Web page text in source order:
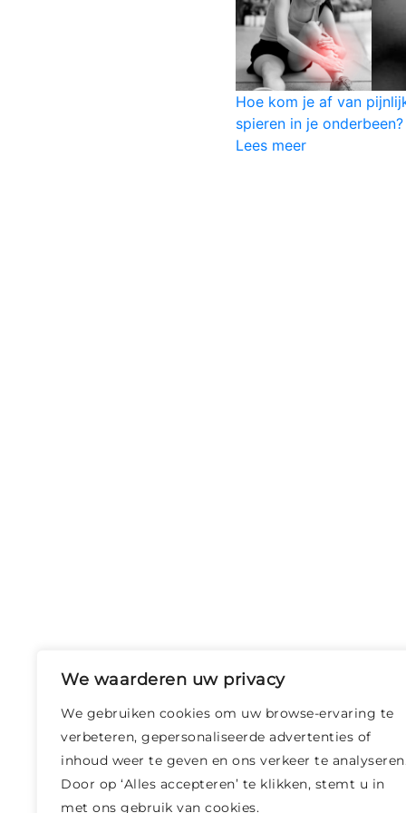
We waarderen uw privacy
We gebruiken cookies om uw browse-ervaring te
verbeteren, gepersonaliseerde advertenties of
inhoud weer te geven en ons verkeer te
Door op ‘Alles accepteren’ te klikken, stemt u in
met ons gebruik van cookies.
Hoe kom je af van
spieren in je onderbeen?
Lees meer